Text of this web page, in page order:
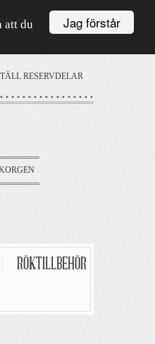
Jag förstår
att du
RESERVDELAR
RÖKTILLBEHÖR